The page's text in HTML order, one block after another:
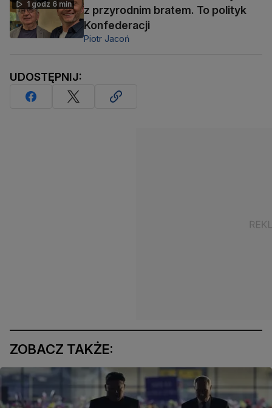
1 godz 6 min
z przyrodnim bratem. To polityk
Konfederacji
Piotr Jacoń
UDOSTĘPNIJ:
ZOBACZ TAKŻE: